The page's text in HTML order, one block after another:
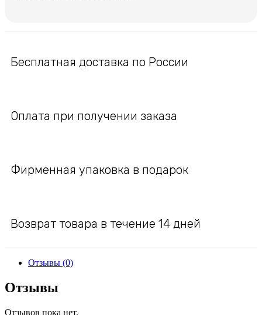
Бесплатная доставка по России
Оплата при получении заказа
Фирменная упаковка в подарок
Возврат товара в течение 14 дней
Отзывы (0)
Отзывы
Отзывов пока нет.